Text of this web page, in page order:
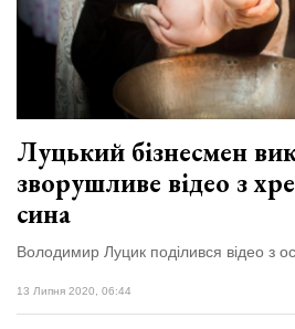
Луцький бізнесмен
зворушливе відео з
сина
Володимир Луцик поділився відео з
13 Липня 2020, 06:44